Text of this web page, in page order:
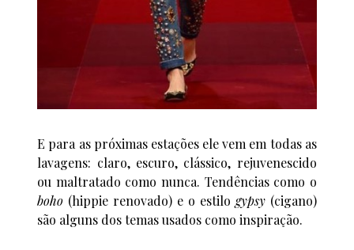
E para as próximas estações ele vem em todas as
lavagens: claro, escuro, clássico, rejuvenescido
ou maltratado como nunca. Tendências como o
boho (hippie renovado) e o estilo gypsy(cigano)
são alguns dos temas usados como inspiração.